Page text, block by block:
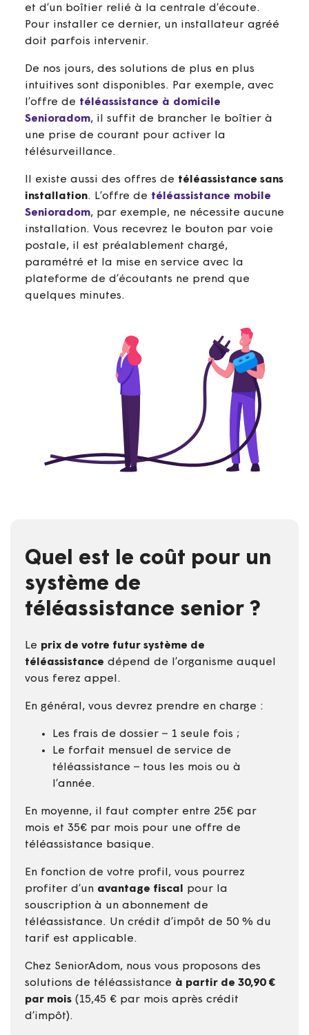
et d’un boîtier relié à la centrale d’écoute.
Pour installer ce dernier, un installateur agréé
doit parfois intervenir.
De nos jours, des solutions de plus en plus
intuitives sont disponibles. Par exemple, avec
l’offre de téléassistance à domicile
Senioradom, il suffit de brancher le boîtier à
une prise de courant pour activer la
télésurveillance.
Il existe aussi des offres de téléassistance sans
installation. L’offre de téléassistance mobile
Senioradom, par exemple, ne nécessite aucune
installation. Vous recevrez le bouton par voie
postale, il est préalablement chargé,
paramétré et la mise en service avec la
plateforme de d’écoutants ne prend que
quelques minutes.
Quel est le coût pour un
système de
téléassistance senior ?
Le prix de votre futur système de
téléassistance dépend de l’organisme auquel
vous ferez appel.
En général, vous devrez prendre en charge :
Les frais de dossier – 1 seule fois ;
Le forfait mensuel de service de
téléassistance – tous les mois ou à
l’année.
En moyenne, il faut compter entre 25€ par
mois et 35€ par mois pour une offre de
téléassistance basique.
En fonction de votre profil, vous pourrez
profiter d’un avantage fiscal pour la
souscription à un abonnement de
téléassistance. Un crédit d’impôt de 50 % du
tarif est applicable.
Chez SeniorAdom, nous vous proposons des
solutions de téléassistance à partir de 30,90 €
par mois (15,45 € par mois après crédit
d’impôt).